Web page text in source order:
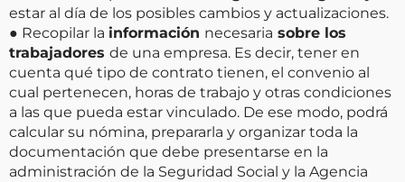
estar al día de los posibles cambios y actualizaciones.
● Recopilar la información necesaria sobre los
trabajadores de una empresa. Es decir, tener en
cuenta qué tipo de contrato tienen, el convenio al
cual pertenecen, horas de trabajo y otras condiciones
a las que pueda estar vinculado. De ese modo, podrá
calcular su nómina, prepararla y organizar toda la
documentación que debe presentarse en la
administración de la Seguridad Social y la Agencia